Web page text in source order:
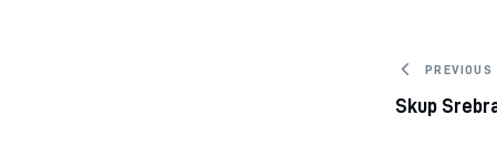
PREVIOUS
Skup